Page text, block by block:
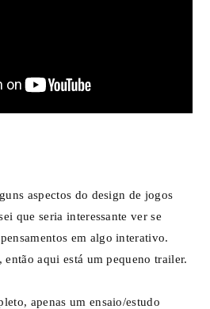
aspectos do design de jogos
que seria interessante ver se
em algo interativo.
aqui está um pequeno trailer.
apenas um ensaio/estudo